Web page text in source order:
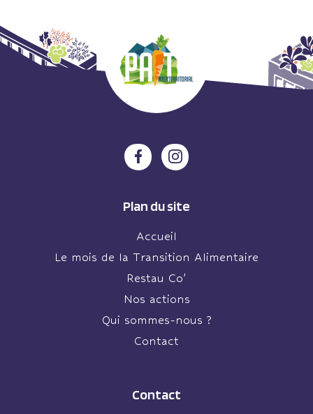
Plan du site
Accueil
Le mois de la Transition Alimentaire
Restau Co’
Nos actions
Qui sommes-nous ?
Contact
Contact